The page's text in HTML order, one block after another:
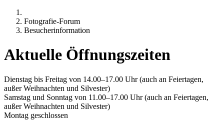
Fotografie-Forum
Besucherinformation
Aktuelle Öffnungszeiten
Dienstag bis Freitag von 14.00–17.00 Uhr (auch an Feiertagen,
außer Weihnachten und Silvester)
Samstag und Sonntag von 11.00–17.00 Uhr (auch an Feiertagen,
außer Weihnachten und Silvester)
Montag geschlossen